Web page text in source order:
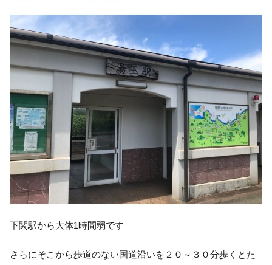
下関駅から大体1時間弱です
さらにそこから歩道のない国道沿いを２０～３０分歩くとた